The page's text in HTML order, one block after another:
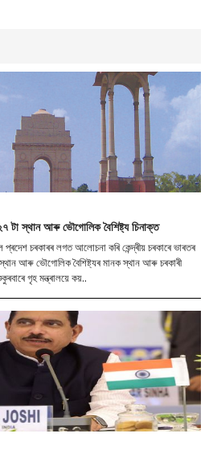
টা স্থান আৰু ভৌগোলিক বৈশিষ্ট্য চিনাক্ত
চৰকাৰৰ লগত আলোচনা কৰি কেন্দ্ৰীয় চৰকাৰে ভাৰতৰ
আৰু ভৌগোলিক বৈশিষ্ট্যৰ মানক স্থান আৰু চৰকাৰী
আনুষ্ঠানিকভাৱে চিনাক্ত কৰিছে। শুকুৰবাৰে গৃহ মন্ত্ৰালয়ে কয়..